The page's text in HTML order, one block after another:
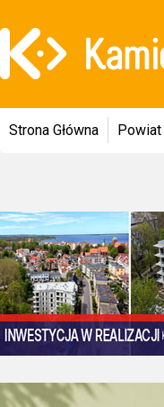
Strona Główna Powiat